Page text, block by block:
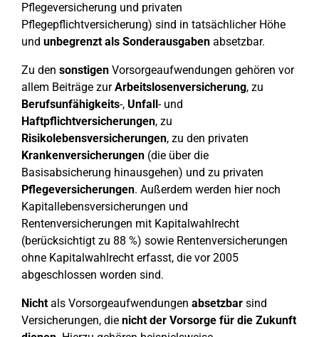
Pflegeversicherung und privaten
Pflegepflichtversicherung) sind in tatsächlicher Höhe
und unbegrenzt als Sonderausgaben absetzbar.
Zu den sonstigen Vorsorgeaufwendungen gehören vor
allem Beiträge zurArbeitslosenversicherung, zu
Berufsunfähigkeits-, Unfall- und
Haftpflichtversicherungen, zu
Risikolebensversicherungen, zu den privaten
Krankenversicherungen (die über die
Basisabsicherung hinausgehen) und zu privaten
Pflegeversicherungen. Außerdem werden hier noch
Kapitallebensversicherungen und
Rentenversicherungen mit Kapitalwahlrecht
(berücksichtigt zu 88 %) sowie Rentenversicherungen
ohne Kapitalwahlrecht erfasst, die vor 2005
abgeschlossen worden sind.
Nichtals Vorsorgeaufwendungen absetzbar sind
Versicherungen, die nicht der Vorsorge für die Zukunft